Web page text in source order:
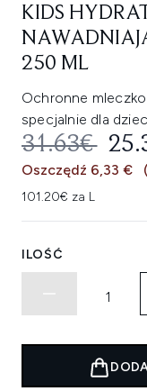
KIDS
250 ML
Ochronne
specjalnie dla
31.63€
Oszczędź 6,33 €
101.20€ za L
ILOŚĆ